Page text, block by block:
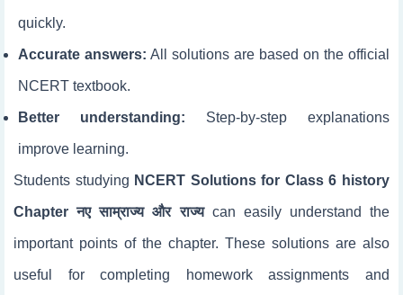
quickly.
Accurate answers: All solutions are based on the official
NCERT textbook.
Better understanding: Step-by-step explanations
improve learning.
Students studying NCERT Solutions for Class 6 history
Chapter नए साम्राज्य और राज्य can easily understand the
important points of the chapter. These solutions are also
useful for completing homework assignments and